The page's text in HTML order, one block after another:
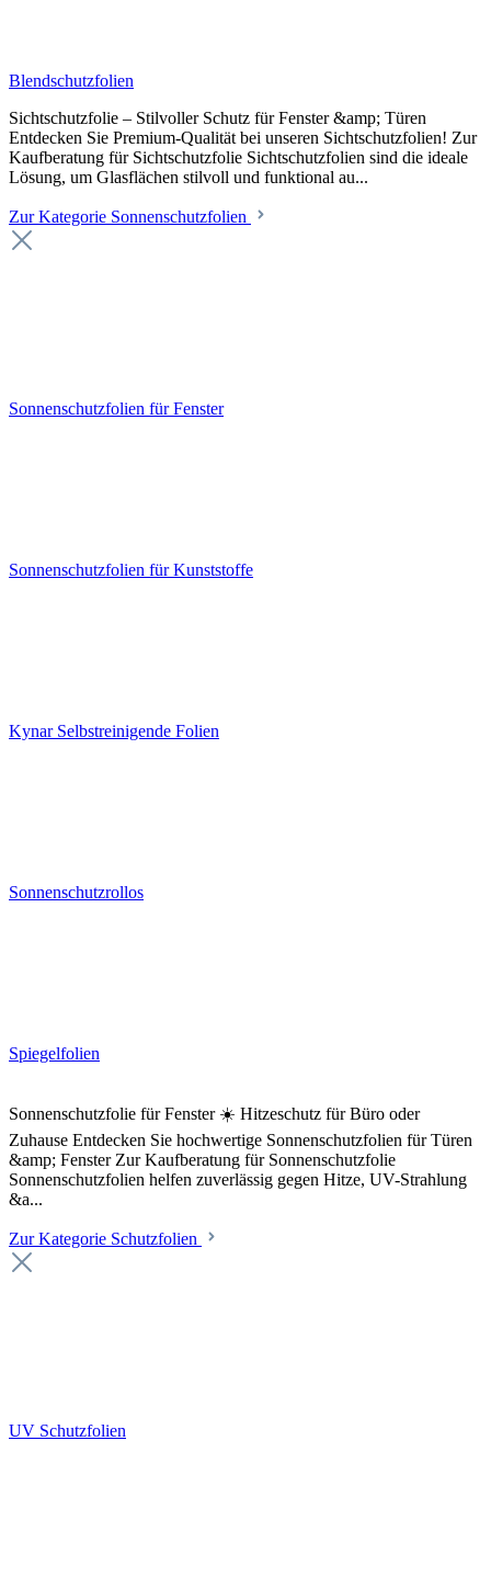
Blendschutzfolien
Sichtschutzfolie – Stilvoller Schutz für Fenster &amp; Türen
Entdecken Sie Premium-Qualität bei unseren Sichtschutzfolien! Zur
Kaufberatung für Sichtschutzfolie Sichtschutzfolien sind die ideale
Lösung, um Glasflächen stilvoll und funktional au...
Zur Kategorie Sonnenschutzfolien
Sonnenschutzfolien für Fenster
Sonnenschutzfolien für Kunststoffe
Kynar Selbstreinigende Folien
Sonnenschutzrollos
Spiegelfolien
Sonnenschutzfolie für Fenster ☀️ Hitzeschutz für Büro oder
Zuhause Entdecken Sie hochwertige Sonnenschutzfolien für Türen
&amp; Fenster Zur Kaufberatung für Sonnenschutzfolie
Sonnenschutzfolien helfen zuverlässig gegen Hitze, UV-Strahlung
&a...
Zur Kategorie Schutzfolien
UV Schutzfolien